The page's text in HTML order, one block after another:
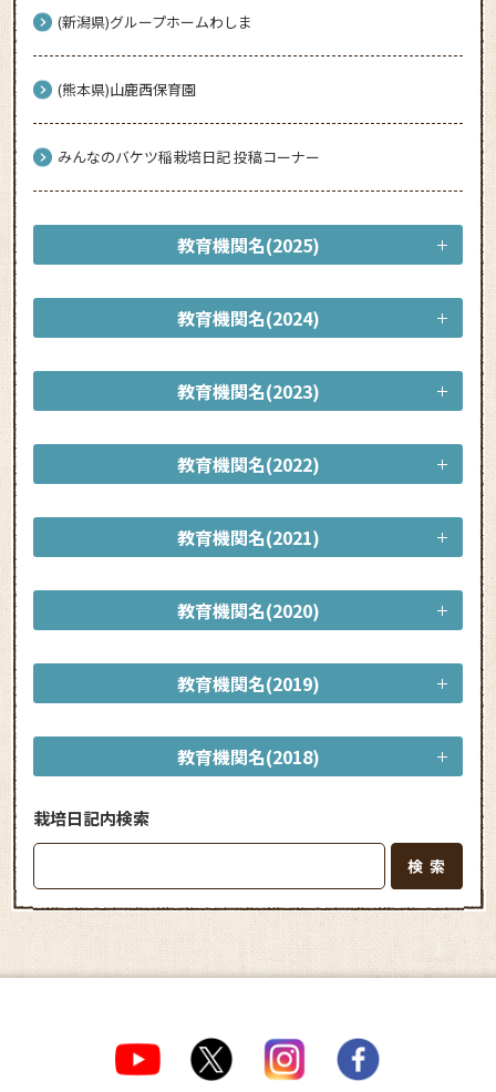
(新潟県)グループホームわしま
(熊本県)山鹿西保育園
みんなのバケツ稲栽培日記 投稿コーナー
教育機関名(2025)
教育機関名(2024)
教育機関名(2023)
教育機関名(2022)
教育機関名(2021)
教育機関名(2020)
教育機関名(2019)
教育機関名(2018)
栽培日記内検索